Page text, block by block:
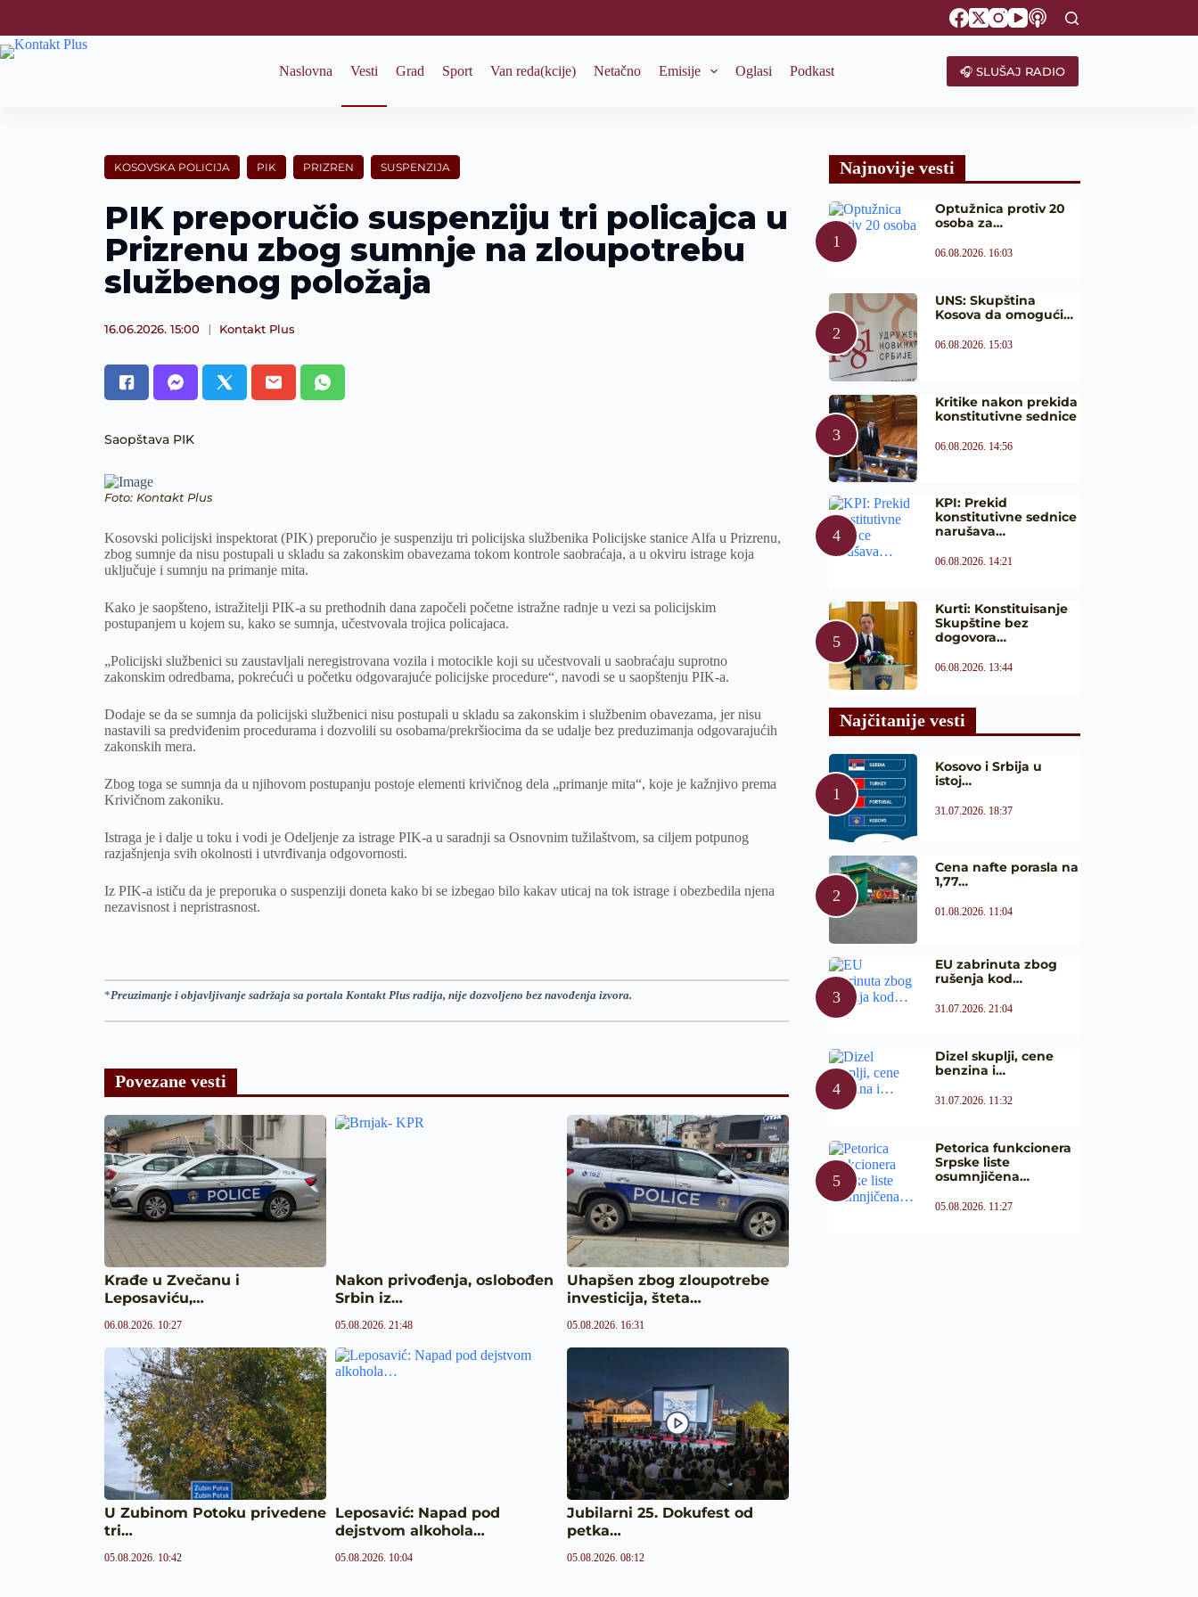
k
i
Naslovna Vesti Grad Sport Van reda(kcije) Netačno Emisije Oglasi Podkast 🎧 SLUŠAJ RADIO
KOSOVSKA POLICIJA PIK PRIZREN SUSPENZIJA
PIK preporučio suspenziju tri policajca u
Prizrenu zbog sumnje na zloupotrebu
službenog položaja
16.06.2026. 15:00 Kontakt Plus
Saopštava PIK
Foto: Kontakt Plus
Kosovski policijski inspektorat (PIK) preporučio je suspenziju tri policijska službenika Policijske stanice Alfa u Prizrenu,
zbog sumnje da nisu postupali u skladu sa zakonskim obavezama tokom kontrole saobraćaja, a u okviru istrage koja
uključuje i sumnju na primanje mita.
Kako je saopšteno, istražitelji PIK-a su prethodnih dana započeli početne istražne radnje u vezi sa policijskim
postupanjem u kojem su, kako se sumnja, učestvovala trojica policajaca.
„Policijski službenici su zaustavljali neregistrovana vozila i motocikle koji su učestvovali u saobraćaju suprotno
zakonskim odredbama, pokrećući u početku odgovarajuće policijske procedure“, navodi se u saopštenju PIK-a.
Dodaje se da se sumnja da policijski službenici nisu postupali u skladu sa zakonskim i službenim obavezama, jer nisu
nastavili sa predviđenim procedurama i dozvolili su osobama/prekršiocima da se udalje bez preduzimanja odgovarajućih
zakonskih mera.
Zbog toga se sumnja da u njihovom postupanju postoje elementi krivičnog dela „primanje mita“, koje je kažnjivo prema
Krivičnom zakoniku.
Istraga je i dalje u toku i vodi je Odeljenje za istrage PIK-a u saradnji sa Osnovnim tužilaštvom, sa ciljem potpunog
razjašnjenja svih okolnosti i utvrđivanja odgovornosti.
Iz PIK-a ističu da je preporuka o suspenziji doneta kako bi se izbegao bilo kakav uticaj na tok istrage i obezbedila njena
nezavisnost i nepristrasnost.
*Preuzimanje i objavljivanje sadržaja sa portala Kontakt Plus radija, nije dozvoljeno bez navođenja izvora.
Povezane vesti
Krađe u Zvečanu i
Leposaviću,…
06.08.2026. 10:27
Nakon privođenja, oslobođen
Srbin iz…
05.08.2026. 21:48
Uhapšen zbog zloupotrebe
investicija, šteta…
05.08.2026. 16:31
U Zubinom Potoku privedene
tri…
05.08.2026. 10:42
Leposavić: Napad pod
dejstvom alkohola…
05.08.2026. 10:04
Jubilarni 25. Dokufest od
petka…
05.08.2026. 08:12
Najnovije vesti
Optužnica protiv 20
osoba za…
06.08.2026. 16:03
UNS: Skupština
Kosova da omogući…
06.08.2026. 15:03
Kritike nakon prekida
konstitutivne sednice
06.08.2026. 14:56
KPI: Prekid
konstitutivne sednice
narušava…
06.08.2026. 14:21
Kurti: Konstituisanje
Skupštine bez
dogovora…
06.08.2026. 13:44
Najčitanije vesti
Kosovo i Srbija u
istoj…
31.07.2026. 18:37
Cena nafte porasla na
1,77…
01.08.2026. 11:04
EU zabrinuta zbog
rušenja kod…
31.07.2026. 21:04
Dizel skuplji, cene
benzina i…
31.07.2026. 11:32
Petorica funkcionera
Srpske liste
osumnjičena…
05.08.2026. 11:27